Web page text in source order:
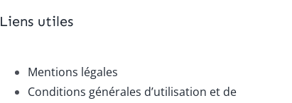
Liens utiles
Mentions légales
Conditions générales d’utilisation et de